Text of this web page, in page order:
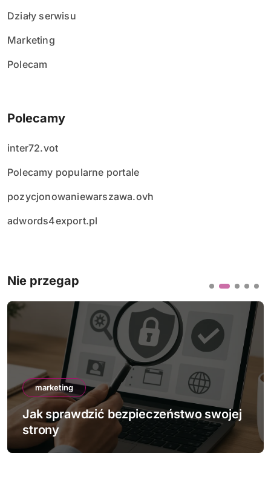
Działy serwisu
Marketing
Polecam
Polecamy
inter72.vot
Polecamy popularne portale
pozycjonowaniewarszawa.ovh
adwords4export.pl
Nie przegap
swojej
marketing
Jak działa mobile-first